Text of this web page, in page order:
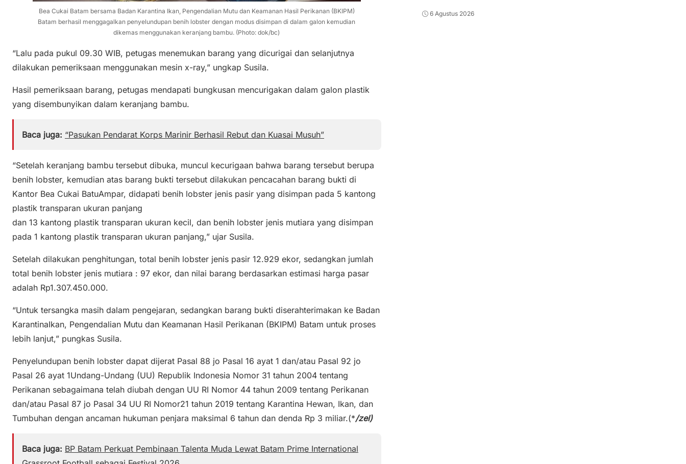
Bea Cukai Batam bersama Badan Karantina Ikan, Pengendalian Mutu dan Keamanan Hasil Perikanan (BKIPM)
Batam berhasil menggagalkan penyelundupan benih lobster dengan modus disimpan di dalam galon kemudian
dikemas menggunakan keranjang bambu. (Photo: dok/bc)
“Lalu pada pukul 09.30 WIB, petugas menemukan barang yang dicurigai dan selanjutnya
dilakukan pemeriksaan menggunakan mesin x-ray,” ungkap Susila.
Hasil pemeriksaan barang, petugas mendapati bungkusan mencurigakan dalam galon plastik
yang disembunyikan dalam keranjang bambu.
Baca juga: “Pasukan Pendarat Korps Marinir Berhasil Rebut dan Kuasai Musuh”
“Setelah keranjang bambu tersebut dibuka, muncul kecurigaan bahwa barang tersebut berupa
benih lobster, kemudian atas barang bukti tersebut dilakukan pencacahan barang bukti di
Kantor Bea Cukai BatuAmpar, didapati benih lobster jenis pasir yang disimpan pada 5 kantong
plastik transparan ukuran panjang
dan 13 kantong plastik transparan ukuran kecil, dan benih lobster jenis mutiara yang disimpan
pada 1 kantong plastik transparan ukuran panjang,” ujar Susila.
Setelah dilakukan penghitungan, total benih lobster jenis pasir 12.929 ekor, sedangkan jumlah
total benih lobster jenis mutiara : 97 ekor, dan nilai barang berdasarkan estimasi harga pasar
adalah Rp1.307.450.000.
“Untuk tersangka masih dalam pengejaran, sedangkan barang bukti diserahterimakan ke Badan
KarantinaIkan, Pengendalian Mutu dan Keamanan Hasil Perikanan (BKIPM) Batam untuk proses
lebih lanjut,” pungkas Susila.
Penyelundupan benih lobster dapat dijerat Pasal 88 jo Pasal 16 ayat 1 dan/atau Pasal 92 jo
Pasal 26 ayat 1Undang-Undang (UU) Republik Indonesia Nomor 31 tahun 2004 tentang
Perikanan sebagaimana telah diubah dengan UU RI Nomor 44 tahun 2009 tentang Perikanan
dan/atau Pasal 87 jo Pasal 34 UU RI Nomor21 tahun 2019 tentang Karantina Hewan, Ikan, dan
Tumbuhan dengan ancaman hukuman penjara maksimal 6 tahun dan denda Rp 3 miliar.(*/zel)
Baca juga: BP Batam Perkuat Pembinaan Talenta Muda Lewat Batam Prime International
6 Agustus 2026